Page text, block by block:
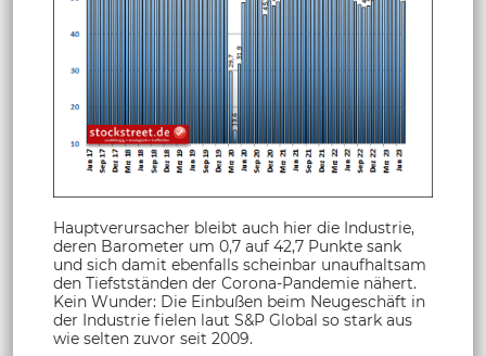
Hauptverursacher bleibt auch hier die Industrie,
deren Barometer um 0,7 auf 42,7 Punkte sank
und sich damit ebenfalls scheinbar unaufhaltsam
den Tiefstständen der Corona-Pandemie nähert.
Kein Wunder: Die Einbußen beim Neugeschäft in
der Industrie fielen laut S&P Global so stark aus
wie selten zuvor seit 2009.